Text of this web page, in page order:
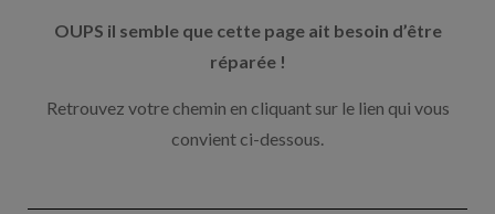
OUPS il semble que cette page ait besoin d’être
réparée !
Retrouvez votre chemin en cliquant sur le lien qui vous
convient ci-dessous.